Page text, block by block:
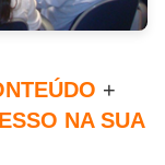
+
NA SUA